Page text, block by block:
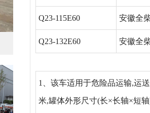
Q23-115E60 安徽全
Q23-132E60 安徽全
1、该车适用于危险品运输,运
米,罐体外形尺寸(长×长轴×短